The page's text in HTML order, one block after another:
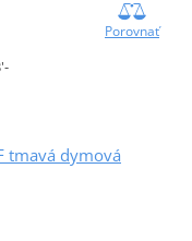
Porovnať
tmavá dymová